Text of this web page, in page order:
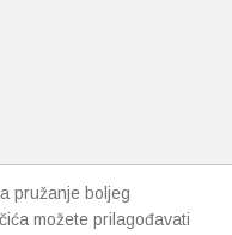
pružanje boljeg
možete prilagođavati